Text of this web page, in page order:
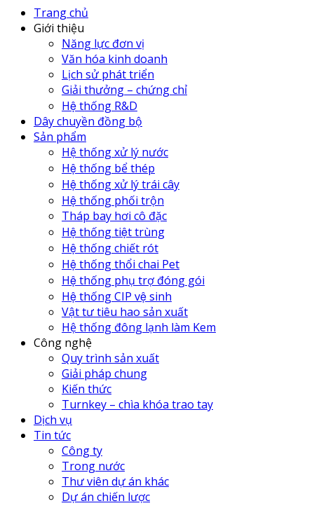
Trang chủ
Giới thiệu
Năng lực đơn vị
Văn hóa kinh doanh
Lịch sử phát triển
Giải thưởng – chứng chỉ
Hệ thống R&D
Dây chuyền đồng bộ
Sản phẩm
Hệ thống xử lý nước
Hệ thống bể thép
Hệ thống xử lý trái cây
Hệ thống phối trộn
Tháp bay hơi cô đặc
Hệ thống tiệt trùng
Hệ thống chiết rót
Hệ thống thổi chai Pet
Hệ thống phụ trợ đóng gói
Hệ thống CIP vệ sinh
Vật tư tiêu hao sản xuất
Hệ thống đông lạnh làm Kem
Công nghệ
Quy trình sản xuất
Giải pháp chung
Kiến thức
Turnkey – chìa khóa trao tay
Dịch vụ
Tin tức
Công ty
Trong nước
Thư viên dự án khác
Dự án chiến lược